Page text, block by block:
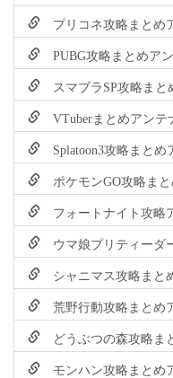
プリコネ攻略まとめ
PUBG攻略まとめア
スマブラSP攻略まと
VTuberまとめアンテ
Splatoon3攻略まとめ
ポケモンGO攻略ま
フォートナイト攻略
ウマ娘プリティーダ
シャニマス攻略まと
荒野行動攻略まとめ
どうぶつの森攻略ま
モンハン攻略まとめ